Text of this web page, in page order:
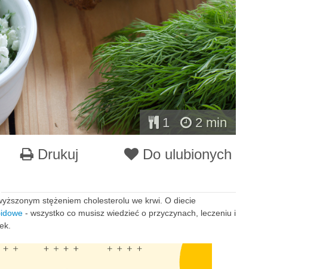
1 2 min
Drukuj Do ulubionych
stężeniem cholesterolu we krwi. O diecie
- wszystko co musisz wiedzieć o przyczynach, leczeniu i